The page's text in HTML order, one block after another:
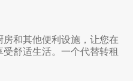
和其他便利设施，让您在
舒适生活。一个代替转租